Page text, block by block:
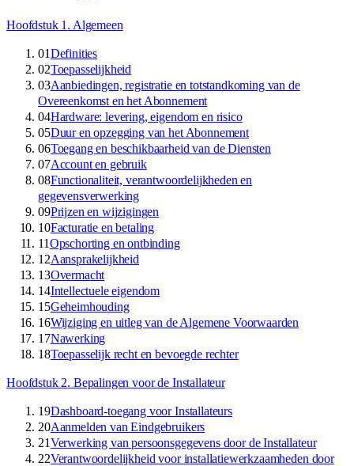
Hoofdstuk 1 . Algemeen
01Definities
02Toepasselijkheid
03Aanbiedingen, registratie en totstandkoming van de
Overeenkomst en het Abonnement
04Hardware: levering, eigendom en risico
05Duur en opzegging van het Abonnement
06Toegang en beschikbaarheid van de Diensten
07Account en gebruik
08Functionaliteit, verantwoordelijkheden en
gegevensverwerking
09Prijzen en wijzigingen
10Facturatie en betaling
11Opschorting en ontbinding
12Aansprakelijkheid
13Overmacht
14Intellectuele eigendom
15Geheimhouding
16Wijziging en uitleg van de Algemene Voorwaarden
17Nawerking
18Toepasselijk recht en bevoegde rechter
Hoofdstuk 2. Bepalingen voor de Installateur
19Dashboard-toegang voor Installateurs
20Aanmelden van Eindgebruikers
21Verwerking van persoonsgegevens door de Installateur
22Verantwoordelijkheid voor installatiewerkzaamheden door